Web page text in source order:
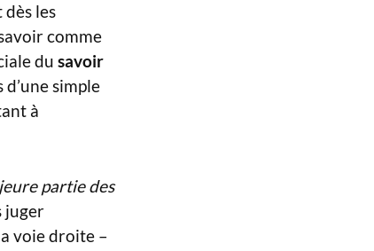
les
comme
du savoir
simple
à
partie des
juger
voie droite –